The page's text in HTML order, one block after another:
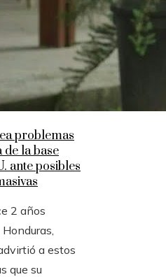
problemas
la base
ante posibles
2 años
a estos
que su